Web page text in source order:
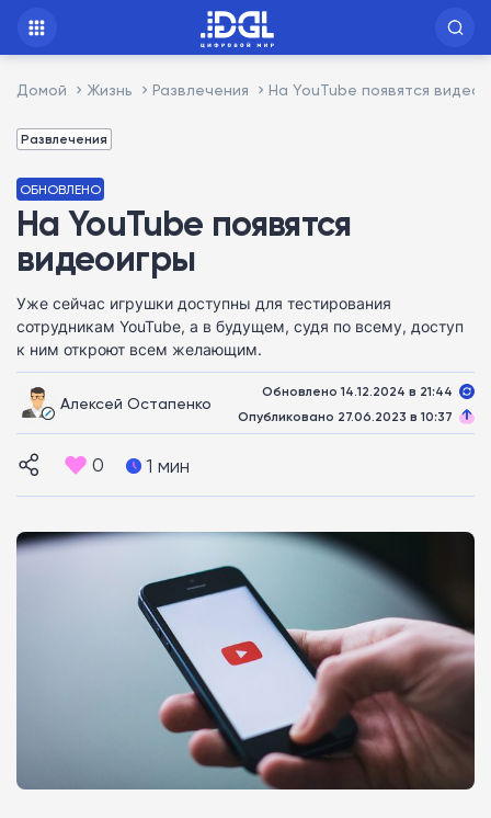
Домой Жизнь Развлечения На YouTube появятся
Развлечения
ОБНОВЛЕНО
На YouTube появятся
видеоигры
Уже сейчас игрушки доступны для тестирования
сотрудникам YouTube, а в будущем, судя по всему, доступ
к ним откроют всем желающим.
Алексей Остапенко
Обновлено 14.12.2024 в 21:44
Опубликовано 27.06.2023 в 10:37
0 1 мин